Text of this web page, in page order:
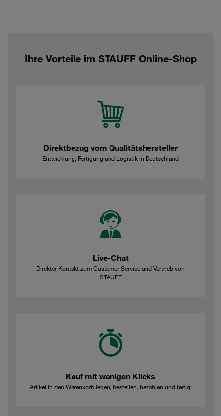
Ihre Vorteile im STAUFF Online-Shop
Direktbezug vom Qualitätshersteller
Entwicklung, Fertigung und Logistik in Deutschland
Live-Chat
Direkter Kontakt zum Customer Service und Vertrieb von
STAUFF
Kauf mit wenigen Klicks
Artikel in den Warenkorb legen, bestellen, bezahlen und fertig!